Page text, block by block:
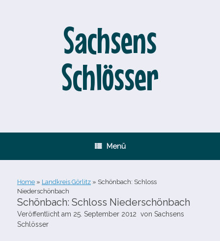
Sachsens
Schlösser
Menü
Home » Landkreis Görlitz » Schönbach: Schloss
Niederschönbach
Schönbach: Schloss Niederschönbach
Veröffentlicht am 25. September 2012 von Sachsens
Schlösser